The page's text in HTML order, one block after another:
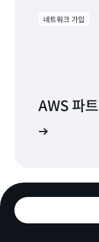
네트워크 가입
AWS 파